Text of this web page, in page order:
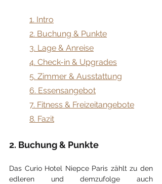
​1. Intro
2. Buchung & Punkte
3. Lage & Anreise
4. Check-in & Upgrades
5. Zimmer & Ausstattung
6. Essensangebot
7. Fitness & Freizeitangebote
8. Fazit
2. Buchung & Punkte
Das Curio Hotel Niepce Paris zählt zu den
edleren und demzufolge auch